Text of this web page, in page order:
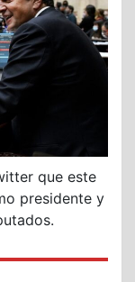
que este
presidente y